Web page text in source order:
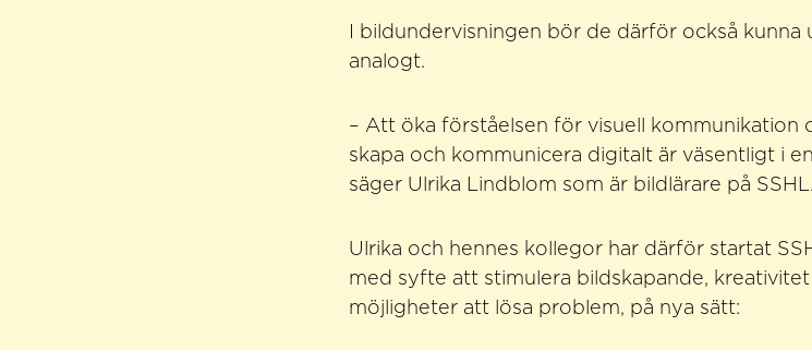
I bildundervisningen bör de därför också
analogt.
– Att öka förståelsen för visuell kommunikation
skapa och kommunicera digitalt är väsentligt i
säger Ulrika Lindblom som är bildlärare på SSHL.
Ulrika och hennes kollegor har därför startat
med syfte att stimulera bildskapande,
möjligheter att lösa problem, på nya sätt: